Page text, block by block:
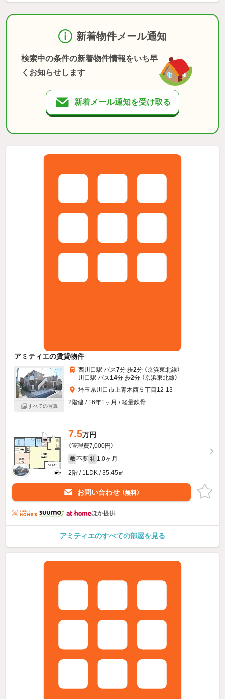
新着物件メール通知
検索中の条件の新着物件情報をいち早
くお知らせします
新着メール通知を受け取る
アミティエの賃貸物件
すべての写真
西川口駅 バス7分 歩2分 （京浜東北線）
川口駅 バス14分 歩2分 （京浜東北線）
埼玉県川口市上青木西５丁目12-13
2階建 / 16年1ヶ月 / 軽量鉄骨
7.5万円
（管理費7,000円）
敷 不要 礼 1.0ヶ月
2階 / 1LDK / 35.45㎡
お問い合わせ （無料）
ほか提供
アミティエのすべての部屋を見る